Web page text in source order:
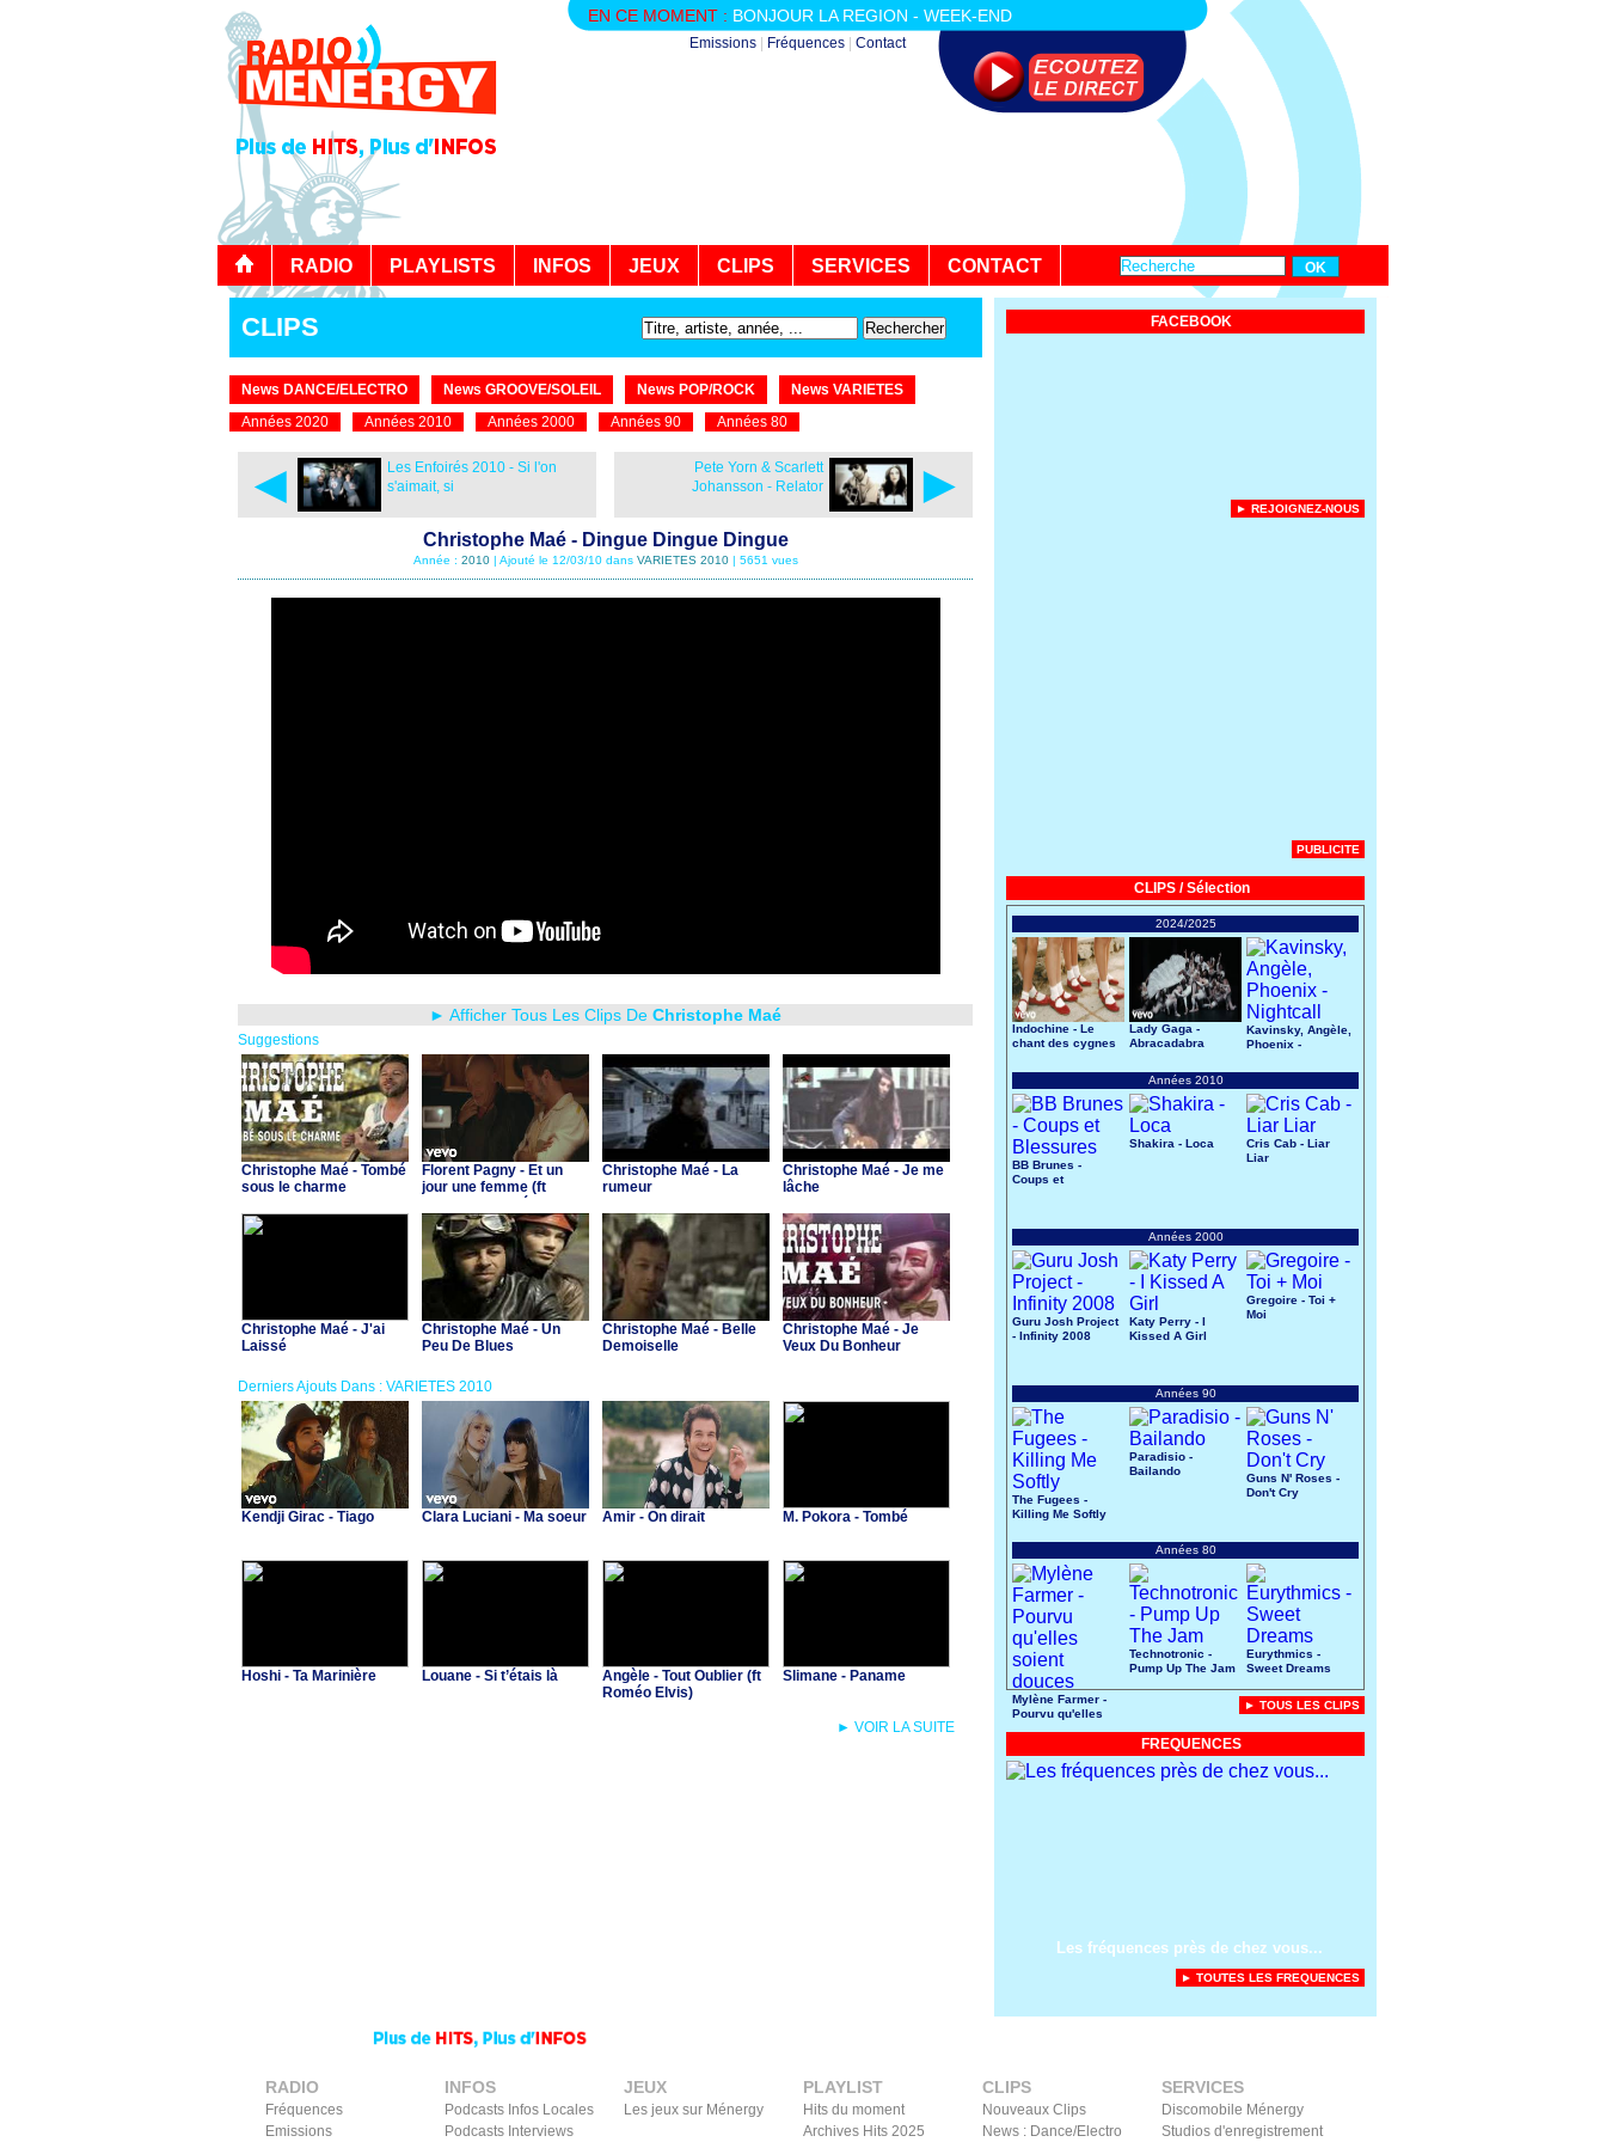
EN CE MOMENT : BONJOUR LA REGION - WEEK-END
Emissions Fréquences Contact
RADIO PLAYLISTS INFOS JEUX CLIPS SERVICES CONTACT
CLIPS
News DANCE/ELECTRO News GROOVE/SOLEIL News POP/ROCK
News VARIETES
Années 2020
Années 2010 Années 2000 Années 90 Années 80
◄
Les Enfoirés 2010 - Si l'on
s'aimait, si
►
Pete Yorn & Scarlett
Johansson - Relator
Christophe Maé - Dingue Dingue Dingue
Année : 2010| Ajouté le 12/03/10 dans VARIETES 2010| 5651 vues
► Afficher Tous Les Clips De Christophe Maé
Suggestions
Christophe Maé - Tombé
sous le charme
Florent Pagny - Et un
jour une femme (ft
Christophe Maé - La
rumeur
Christophe Maé - Je me
lâche
Christophe Maé - J'ai
Laissé
Christophe Maé - Un
Peu De Blues
Christophe Maé - Belle
Demoiselle
Christophe Maé - Je
Veux Du Bonheur
Derniers Ajouts Dans : VARIETES 2010
Kendji Girac - Tiago Clara Luciani - Ma soeur Amir - On dirait M. Pokora - Tombé
Hoshi - Ta Marinière Louane - Si t’étais là
Angèle - Tout Oublier (ft
Roméo Elvis)
Slimane - Paname
► VOIR LA SUITE
FACEBOOK
► REJOIGNEZ-NOUS
PUBLICITE
CLIPS / Sélection
2024/2025
Indochine - Le
chant des cygnes
Lady Gaga -
Abracadabra
Kavinsky, Angèle,
Phoenix -
Années 2010
BB Brunes -
Coups et
Shakira - Loca
Cris Cab - Liar
Liar
Années 2000
Guru Josh Project
- Infinity 2008
Katy Perry - I
Kissed A Girl
Gregoire - Toi +
Moi
Années 90
The Fugees -
Killing Me Softly
Paradisio -
Bailando
Guns N' Roses -
Don't Cry
Années 80
Mylène Farmer -
Pourvu qu'elles
Technotronic -
Pump Up The Jam
Eurythmics -
Sweet Dreams
► TOUS LES CLIPS
FREQUENCES
Les fréquences près de chez vous...
► TOUTES LES FREQUENCES
RADIO
Fréquences
Emissions
INFOS
Podcasts Infos Locales
Podcasts Interviews
JEUX
Les jeux sur Ménergy
PLAYLIST
Hits du moment
Archives Hits 2025
CLIPS
Nouveaux Clips
News : Dance/Electro
SERVICES
Discomobile Ménergy
Studios d'enregistrement